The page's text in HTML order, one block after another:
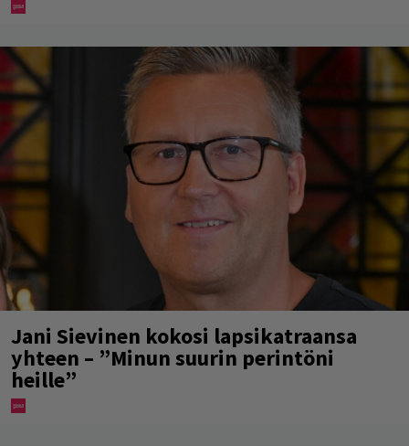
Jani Sievinen kokosi lapsikatraansa
yhteen – ”Minun suurin perintöni
heille”